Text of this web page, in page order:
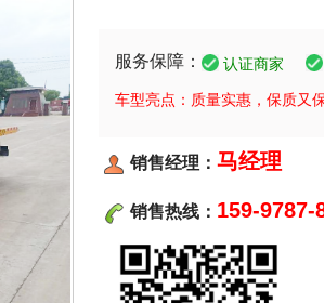
服务保障： 认证商家
车型亮点：质量实惠，保质又
销售经理： 马经理
销售热线： 159-9787-